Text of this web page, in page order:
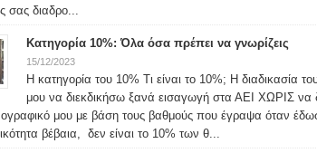
σας διαδρο...
Κατηγορία 10%: Όλα όσα πρέπει να γνωρίζεις
15/12/2023
Η κατηγορία του 10% Τι είναι το 10%; Η διαδικασία
μου να διεκδικήσω ξανά εισαγωγή στα ΑΕΙ ΧΩΡΙΣ να
μου με βάση τους βαθμούς που έγραψα όταν
βέβαια, δεν είναι το 10% των θ...